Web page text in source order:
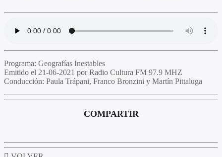
Programa: Geografías Inestables
Emitido el 21-06-2021 por Radio Cultura FM 97.9 MHZ
Conducción: Paula Trápani, Franco Bronzini y Martín Pittaluga
COMPARTIR